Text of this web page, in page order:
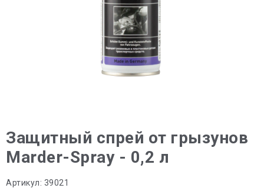
Защитный спрей от грызунов
Marder-Spray - 0,2 л
Артикул: 39021